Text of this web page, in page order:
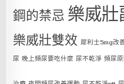
鋼的禁忌 樂威
樂威壯雙效 犀利士5mg改
尿 晚上頻尿要吃什麼 尿不乾淨 頻尿